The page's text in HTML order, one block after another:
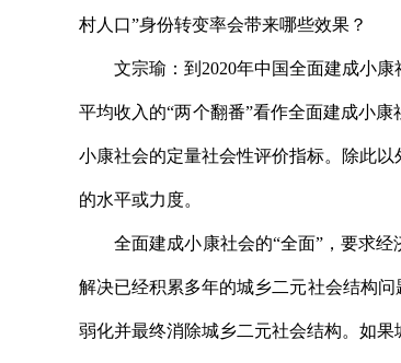
村人口”身份转变率会带来哪些效果？
文宗瑜：到2020年中国全面建成小康
平均收入的“两个翻番”看作全面建成小
小康社会的定量社会性评价指标。除此
的水平或力度。
全面建成小康社会的“全面”，要求经
解决已经积累多年的城乡二元社会结构
弱化并最终消除城乡二元社会结构。如